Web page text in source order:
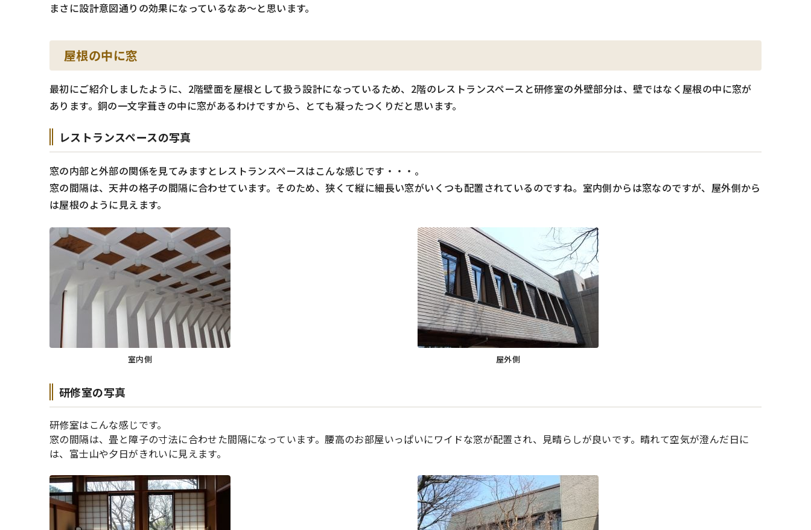
まさに設計意図通りの効果になっているなあ～と思います。
屋根の中に窓
最初にご紹介しましたように、2階壁面を屋根として扱う設計になっているため、2階のレストランスペースと研修室の外壁部分は、壁ではなく屋根の中に窓が
あります。銅の一文字葺きの中に窓があるわけですから、とても凝ったつくりだと思います。
レストランスペースの写真
窓の内部と外部の関係を見てみますとレストランスペースはこんな感じです・・・。
窓の間隔は、天井の格子の間隔に合わせています。そのため、狭くて縦に細長い窓がいくつも配置されているのですね。室内側からは窓なのですが、屋外側から
は屋根のように見えます。
室内側 屋外側
研修室の写真
研修室はこんな感じです。
窓の間隔は、畳と障子の寸法に合わせた間隔になっています。腰高のお部屋いっぱいにワイドな窓が配置され、見晴らしが良いです。晴れて空気が澄んだ日に
は、富士山や夕日がきれいに見えます。